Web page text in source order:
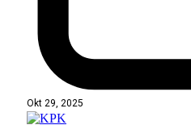
Okt 29, 2025